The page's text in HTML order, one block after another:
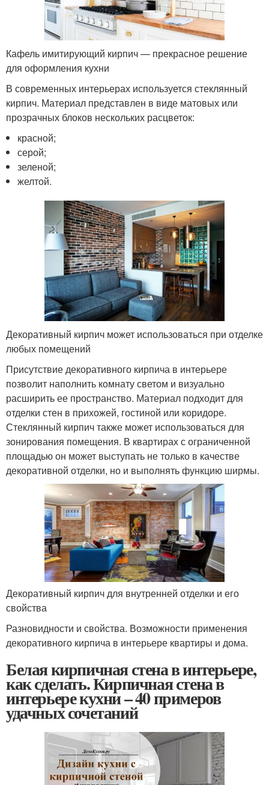
Кафель имитирующий кирпич — прекрасное решение
для оформления кухни
В современных интерьерах используется стеклянный
кирпич. Материал представлен в виде матовых или
прозрачных блоков нескольких расцветок:
красной;
серой;
зеленой;
желтой.
Декоративный кирпич может использоваться при отделке
любых помещений
Присутствие декоративного кирпича в интерьере
позволит наполнить комнату светом и визуально
расширить ее пространство. Материал подходит для
отделки стен в прихожей, гостиной или коридоре.
Стеклянный кирпич также может использоваться для
зонирования помещения. В квартирах с ограниченной
площадью он может выступать не только в качестве
декоративной отделки, но и выполнять функцию ширмы.
Декоративный кирпич для внутренней отделки и его
свойства
Разновидности и свойства. Возможности применения
декоративного кирпича в интерьере квартиры и дома.
Белая кирпичная стена в интерьере,
как сделать. Кирпичная стена в
интерьере кухни – 40 примеров
удачных сочетаний